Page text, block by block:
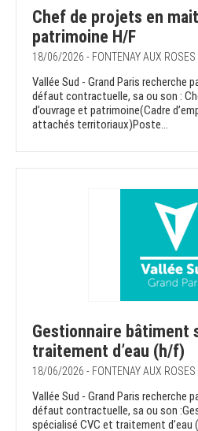
Chef de projets en
patrimoine H/F
18/06/2026 - FONTENAY AUX ROSES
Vallée Sud - Grand Paris recherche
défaut contractuelle, sa ou son :
d’ouvrage et patrimoine(Cadre
attachés territoriaux)Poste...
Gestionnaire bâtiment
traitement d’eau (h/f)
18/06/2026 - FONTENAY AUX ROSES
Vallée Sud - Grand Paris recherche
défaut contractuelle, sa ou son
spécialisé CVC et traitement